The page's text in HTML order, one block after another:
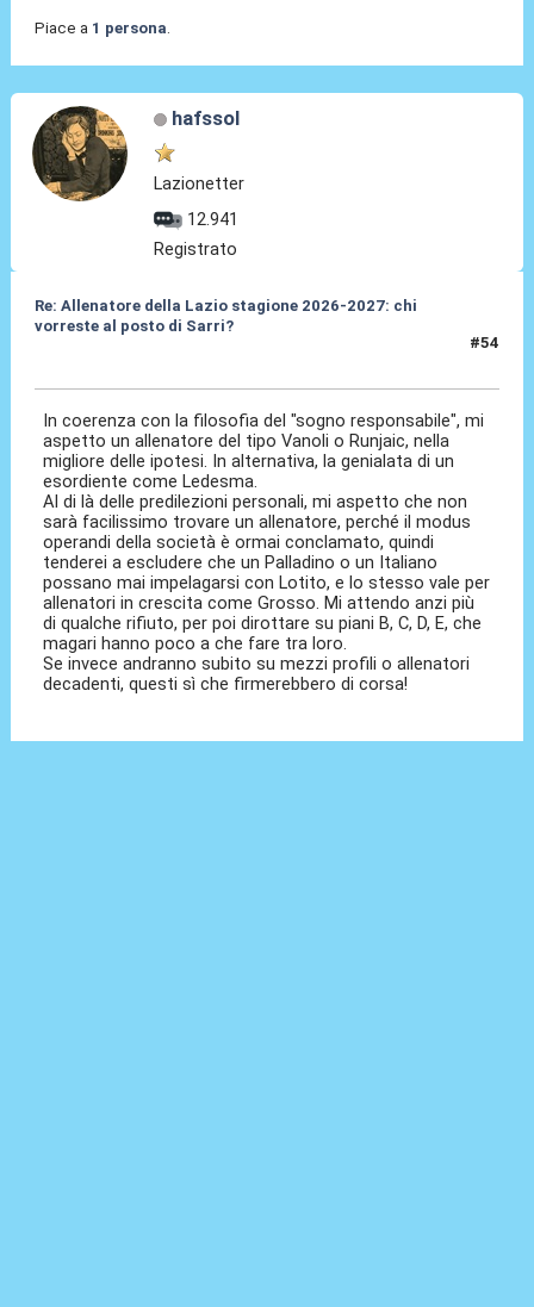
Piace a 1 persona.
hafssol
Lazionetter
12.941
Registrato
Re: Allenatore della Lazio stagione 2026-2027: chi
vorreste al posto di Sarri?
#54
In coerenza con la filosofia del "sogno responsabile", mi
aspetto un allenatore del tipo Vanoli o Runjaic, nella
migliore delle ipotesi. In alternativa, la genialata di un
esordiente come Ledesma.
Al di là delle predilezioni personali, mi aspetto che non
sarà facilissimo trovare un allenatore, perché il modus
operandi della società è ormai conclamato, quindi
tenderei a escludere che un Palladino o un Italiano
possano mai impelagarsi con Lotito, e lo stesso vale per
allenatori in crescita come Grosso. Mi attendo anzi più
di qualche rifiuto, per poi dirottare su piani B, C, D, E, che
magari hanno poco a che fare tra loro.
Se invece andranno subito su mezzi profili o allenatori
decadenti, questi sì che firmerebbero di corsa!